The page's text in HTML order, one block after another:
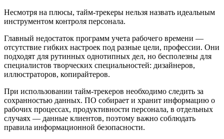
Несмотря на плюсы, тайм-трекеры нельзя назвать идеальным
инструментом контроля персонала.
Главный недостаток программ учета рабочего времени —
отсутствие гибких настроек под разные цели, профессии. Они
подходят для рутинных однотипных дел, но бесполезны для
специалистов творческих специальностей: дизайнеров,
иллюстраторов, копирайтеров.
При использовании тайм-трекеров необходимо следить за
сохранностью данных. ПО собирает и хранит информацию о
рабочих процессах, продуктивности персонала, в отдельных
случаях — данные клиентов, поэтому важно соблюдать
правила информационной безопасности.